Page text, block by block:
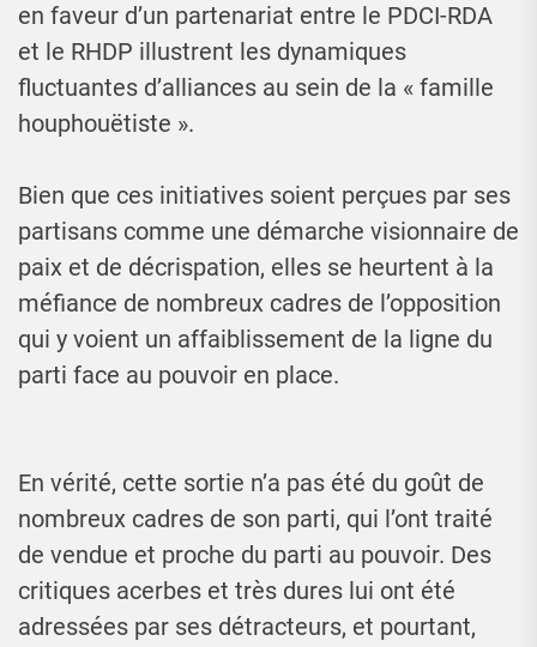
en faveur d’un partenariat entre le PDCI-RDA
et le RHDP illustrent les dynamiques
fluctuantes d’alliances au sein de la « famille
houphouëtiste ».
Bien que ces initiatives soient perçues par ses
partisans comme une démarche visionnaire de
paix et de décrispation, elles se heurtent à la
méfiance de nombreux cadres de l’opposition
qui y voient un affaiblissement de la ligne du
parti face au pouvoir en place.
En vérité, cette sortie n’a pas été du goût de
nombreux cadres de son parti, qui l’ont traité
de vendue et proche du parti au pouvoir. Des
critiques acerbes et très dures lui ont été
adressées par ses détracteurs, et pourtant,